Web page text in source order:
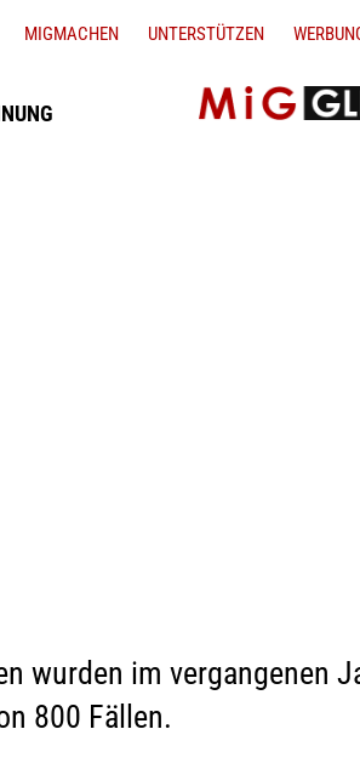
MIGMACHEN UNTERSTÜTZEN
wurden im vergangenen
800 Fällen.